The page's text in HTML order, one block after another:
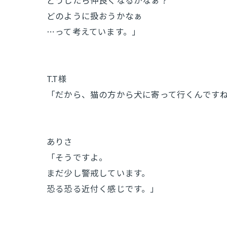
どのように扱おうかなぁ
⋯って考えています。」
T.T様
「だから、猫の方から犬に寄って行くんです
ありさ
「そうですよ。
まだ少し警戒しています。
恐る恐る近付く感じです。」